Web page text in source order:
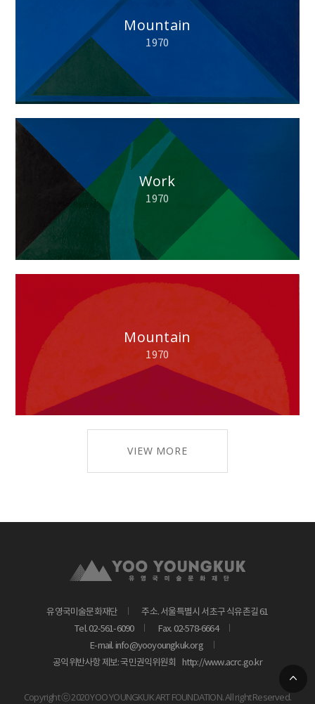
Mountain
1970
Work
1970
Mountain
1970
VIEW MORE
유영국미술문화재단
주소. 서울특별시 서초구 식유촌길 61
Tel. 02-561-6090
Fax. 02-578-6664
E-mail. info@yooyoungkuk.org
공익위반사항 제보: 국민권익위원회
http://www.acrc.go.kr
Copyright ⓒ 2020 YOO YOUNGKUK ART FOUNDATION. All right Reserved.